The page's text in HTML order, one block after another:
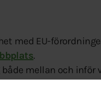
med EU-
.
mellan och
av Miljöpartiet i